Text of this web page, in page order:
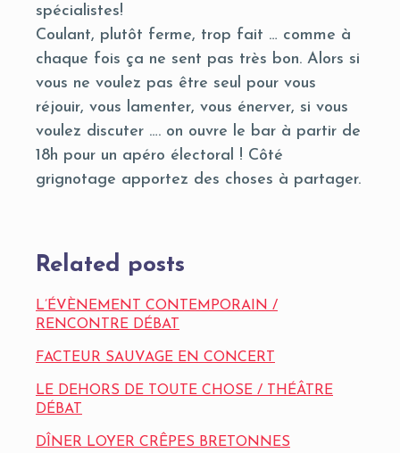
spécialistes!
Coulant, plutôt ferme, trop fait … comme à
chaque fois ça ne sent pas très bon. Alors si
vous ne voulez pas être seul pour vous
réjouir, vous lamenter, vous énerver, si vous
voulez discuter …. on ouvre le bar à partir de
18h pour un apéro électoral ! Côté
grignotage apportez des choses à partager.
Related posts
L’ÉVÈNEMENT CONTEMPORAIN /
RENCONTRE DÉBAT
FACTEUR SAUVAGE EN CONCERT
LE DEHORS DE TOUTE CHOSE / THÉÂTRE
DÉBAT
DÎNER LOYER CRÊPES BRETONNES